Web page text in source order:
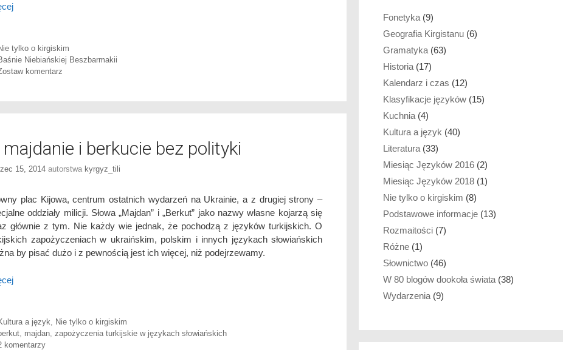
tylko o kirgiskim
Niebiańskiej Beszbarmakii
komentarz
majdanie i berkucie bez polityki
15, 2014 autorstwa kyrgyz_tili
plac Kijowa, centrum ostatnich wydarzeń na Ukrainie, a z drugiej strony –
oddziały milicji. Słowa „Majdan” i „Berkut” jako nazwy własne kojarzą się
głównie z tym. Nie każdy wie jednak, że pochodzą z języków turkijskich. O
zapożyczeniach w ukraińskim, polskim i innych językach słowiańskich
by pisać dużo i z pewnością jest ich więcej, niż podejrzewamy.
a język
Nie tylko o kirgiskim
majdan zapożyczenia turkijskie w językach słowiańskich
komentarzy
Fonetyka (9)
Geografia Kirgistanu (6)
Gramatyka (63)
Historia (17)
Kalendarz i czas (12)
Klasyfikacje języków (15)
Kuchnia (4)
Kultura a język (40)
Literatura (33)
Miesiąc Języków 2016 (2)
Miesiąc Języków 2018 (1)
Nie tylko o kirgiskim (8)
Podstawowe informacje (13)
Rozmaitości (7)
Różne (1)
Słownictwo (46)
W 80 blogów dookoła świata (38)
Wydarzenia (9)